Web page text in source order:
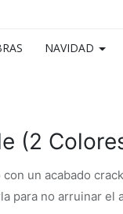
NAVIDAD
(2
un acabado
para no arruinar el